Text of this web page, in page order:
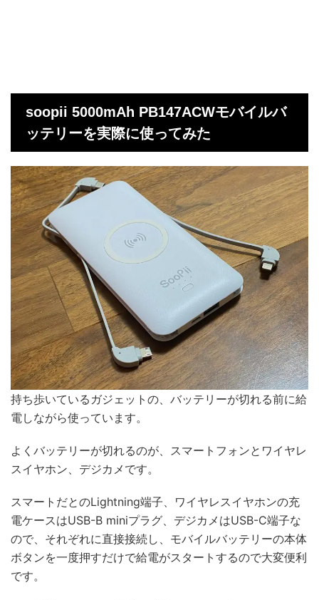
soopii 5000mAh PB147ACWモバイルバ
ッテリーを実際に使ってみた
持ち歩いているガジェットの、バッテリーが切れる前に給
電しながら使っています。
よくバッテリーが切れるのが、スマートフォンとワイヤレ
スイヤホン、デジカメです。
スマートだとのLightning端子、ワイヤレスイヤホンの充
電ケースはUSB-B miniプラグ、デジカメはUSB-C端子な
ので、それぞれに直接接続し、モバイルバッテリーの本体
ボタンを一度押すだけで給電がスタートするので大変便利
です。